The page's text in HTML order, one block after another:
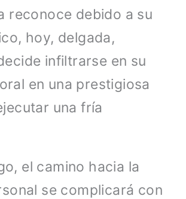
reconoce debido a su
hoy, delgada,
infiltrarse en su
en una prestigiosa
una fría
el camino hacia la
se complicará con